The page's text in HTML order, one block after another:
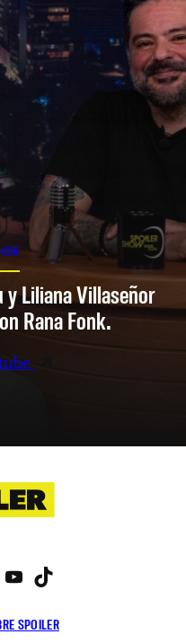
y Liliana Villaseñor
Rana Fonk.
SPOILER
X YouTube